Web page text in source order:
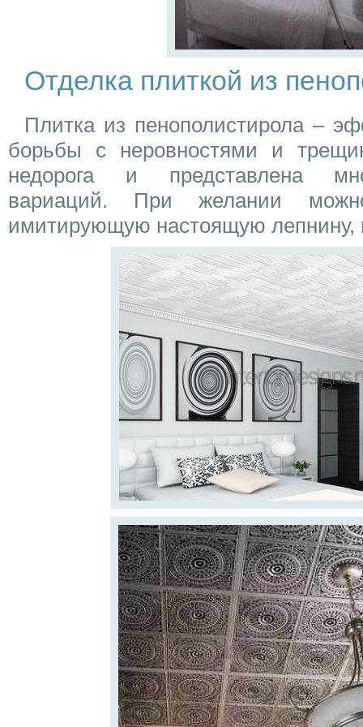
Отделка плиткой из
Плитка из пенополистирола –
борьбы с неровностями и
недорога и представлена
вариаций. При желании
имитирующую настоящую лепнину,